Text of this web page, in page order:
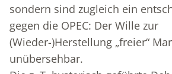
sondern sind zugleich ein
gegen die OPEC: Der Wille zur
(Wieder-)Herstellung „freier“
unübersehbar.